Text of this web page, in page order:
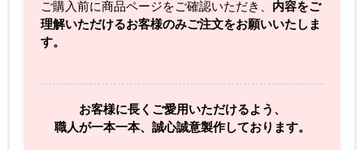
ご購入前に商品ページをご確認いただき、 内容をご
理解いただけるお客様のみご注文をお願いいたしま
す。
お客様に長くご愛用いただけるよう、
職人が一本一本、誠心誠意製作しております。